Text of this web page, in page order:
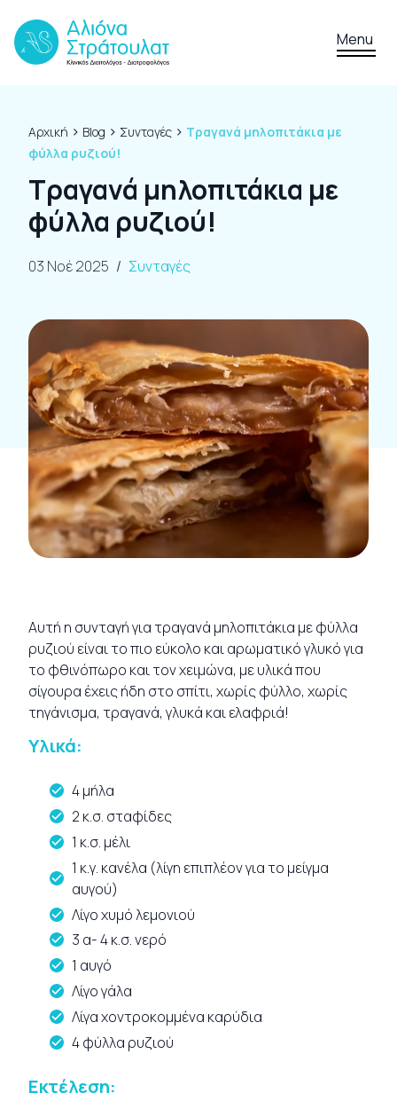
Menu
Αρχική › Blog › Συνταγές › Τραγανά μηλοπιτάκια με
φύλλα ρυζιού!
Τραγανά μηλοπιτάκια με
φύλλα ρυζιού!
03 Νοέ 2025 / Συνταγές
Αυτή η συνταγή για τραγανά μηλοπιτάκια με φύλλα
ρυζιού είναι το πιο εύκολο και αρωματικό γλυκό για
το φθινόπωρο και τον χειμώνα, με υλικά που
σίγουρα έχεις ήδη στο σπίτι, χωρίς φύλλο, χωρίς
τηγάνισμα, τραγανά, γλυκά και ελαφριά!
Υλικά:
4 μήλα
2 κ.σ. σταφίδες
1 κ.σ. μέλι
1 κ.γ. κανέλα (λίγη επιπλέον για το μείγμα
αυγού)
Λίγο χυμό λεμονιού
3 α- 4 κ.σ. νερό
1 αυγό
Λίγο γάλα
Λίγα χοντροκομμένα καρύδια
4 φύλλα ρυζιού
Εκτέλεση: